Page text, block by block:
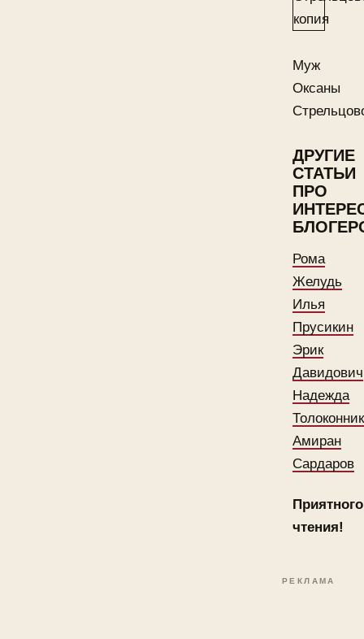
Муж
Оксаны
ДРУГИЕ
СТАТЬИ
ПРО
Рома
Желудь
Илья
Прусикин
Эрик
Давидович
Надежда
Амиран
Сардаров
Приятного
чтения!
РЕКЛАМА